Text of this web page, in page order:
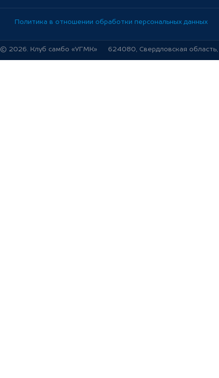
Политика в отношении обработки персональных данных
© 2026. Клуб самбо «УГМК» 624080, Свердловская